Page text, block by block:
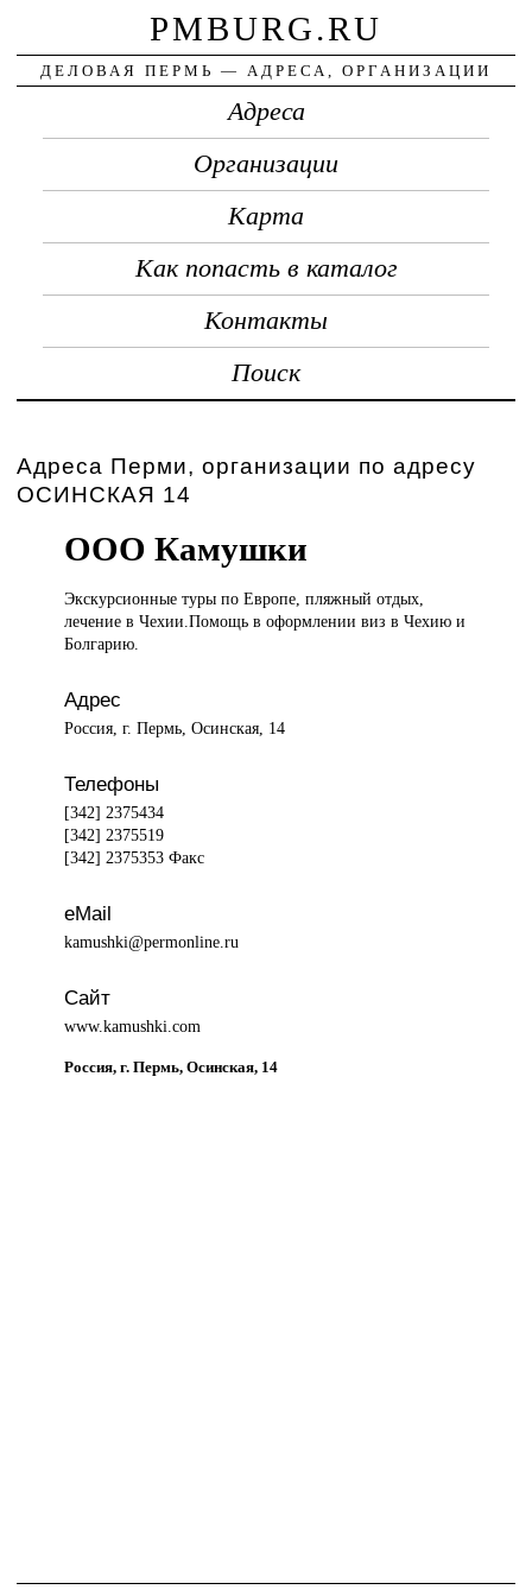
PMBURG.RU
ДЕЛОВАЯ ПЕРМЬ — АДРЕСА, ОРГАНИЗАЦИИ
Адреса
Организации
Карта
Как попасть в каталог
Контакты
Поиск
Адреса Перми, организации по адресу
ОСИНСКАЯ 14
ООО Камушки
Экскурсионные турыпо Европе, пляжный отдых,
лечение в Чехии.Помощь в оформлении виз в Чехию и
Болгарию.
Адрес
Россия, г. Пермь, Осинская, 14
Телефоны
[342] 2375434
[342] 2375519
[342] 2375353 Факс
eMail
kamushki@permonline.ru
Сайт
www.kamushki.com
Россия, г. Пермь, Осинская, 14